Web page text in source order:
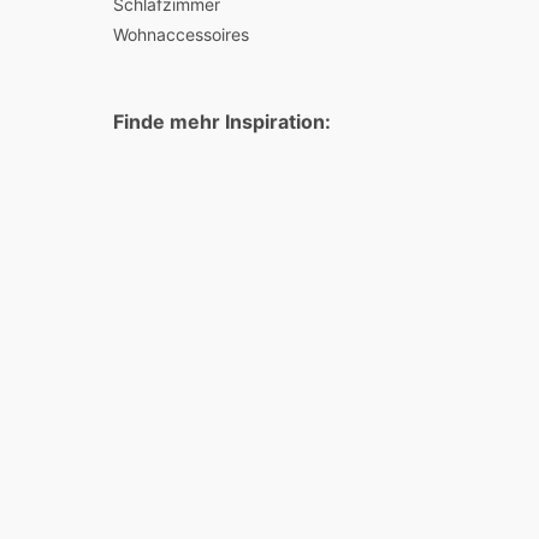
Schlafzimmer
Wohnaccessoires
Finde mehr Inspiration: